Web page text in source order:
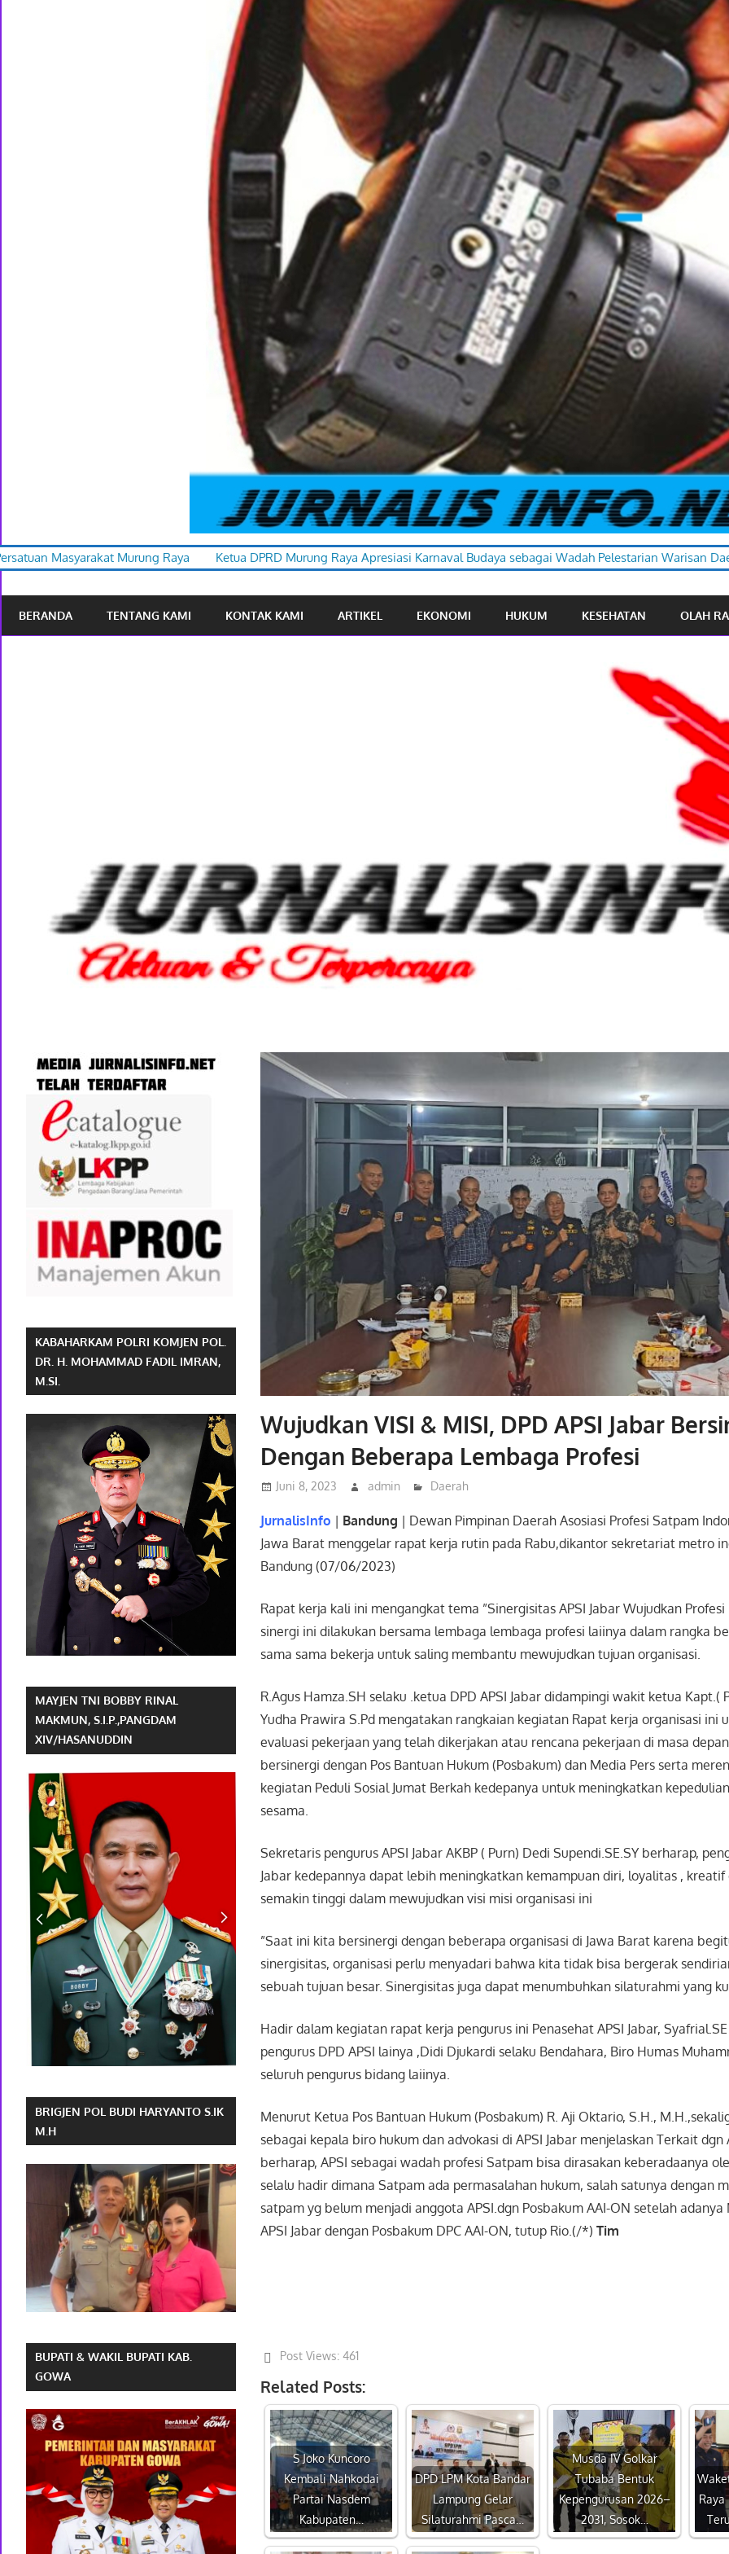
Raya Ketua DPRD Murung Raya Apresiasi Karnaval Budaya sebagai Wadah Pelestarian Warisan Daerah
BERANDA TENTANG KAMI KONTAK KAMI ARTIKEL EKONOMI HUKUM KESEHATAN OLAH
Wujudkan VISI & MISI, DPD APSI Jabar
Dengan Beberapa Lembaga Profesi
Juni 8, 2023 admin Daerah
JurnalisInfo | Bandung | Dewan Pimpinan Daerah Asosiasi Profesi Satpam
Jawa Barat menggelar rapat kerja rutin pada Rabu,dikantor sekretariat metro
Bandung (07/06/2023)
Rapat kerja kali ini mengangkat tema ”Sinergisitas APSI Jabar Wujudkan
sinergi ini dilakukan bersama lembaga lembaga profesi laiinya dalam rangka
sama sama bekerja untuk saling membantu mewujudkan tujuan organisasi.
R.Agus Hamza.SH selaku .ketua DPD APSI Jabar didampingi wakit ketua Kapt.(
Yudha Prawira S.Pd mengatakan rangkaian kegiatan Rapat kerja organisasi ini
evaluasi pekerjaan yang telah dikerjakan atau rencana pekerjaan di masa
bersinergi dengan Pos Bantuan Hukum (Posbakum) dan Media Pers serta
kegiatan Peduli Sosial Jumat Berkah kedepanya untuk meningkatkan
sesama.
Sekretaris pengurus APSI Jabar AKBP ( Purn) Dedi Supendi.SE.SY berharap,
Jabar kedepannya dapat lebih meningkatkan kemampuan diri, loyalitas ,
semakin tinggi dalam mewujudkan visi misi organisasi ini
”Saat ini kita bersinergi dengan beberapa organisasi di Jawa Barat karena
sinergisitas, organisasi perlu menyadari bahwa kita tidak bisa bergerak
sebuah tujuan besar. Sinergisitas juga dapat menumbuhkan silaturahmi yang
Hadir dalam kegiatan rapat kerja pengurus ini Penasehat APSI Jabar,
pengurus DPD APSI lainya ,Didi Djukardi selaku Bendahara, Biro Humas
seluruh pengurus bidang laiinya.
Menurut Ketua Pos Bantuan Hukum (Posbakum) R. Aji Oktario, S.H.,
sebagai kepala biro hukum dan advokasi di APSI Jabar menjelaskan Terkait dgn
berharap, APSI sebagai wadah profesi Satpam bisa dirasakan keberadaanya
selalu hadir dimana Satpam ada permasalahan hukum, salah satunya dengan
satpam yg belum menjadi anggota APSI.dgn Posbakum AAI-ON setelah
APSI Jabar dengan Posbakum DPC AAI-ON, tutup Rio.(/*)Tim
Post Views: 461
Related Posts:
S Joko Kuncoro
Kembali Nahkodai
Partai Nasdem
Kabupaten…
DPD LPM Kota Bandar
Lampung Gelar
Silaturahmi Pasca…
Musda IV Golkar
Tubaba Bentuk
Kepengurusan 2026–
2031, Sosok…
Raya
KABAHARKAM POLRI KOMJEN POL.
DR. H. MOHAMMAD FADIL IMRAN,
M.SI.
MAYJEN TNI BOBBY RINAL
MAKMUN, S.I.P.,PANGDAM
XIV/HASANUDDIN
BRIGJEN POL BUDI HARYANTO S.IK
M.H
BUPATI & WAKIL BUPATI KAB.
GOWA